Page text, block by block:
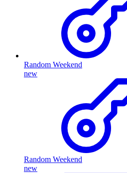
Random Weekend
new
Random Weekend
new